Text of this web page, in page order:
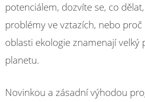
potenciálem, dozvíte se, co
problémy ve vztazích, nebo
oblasti ekologie znamenají velký
planetu.
Novinkou a zásadní výhodou